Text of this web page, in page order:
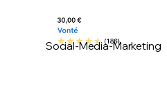
Social-Media-Marketing